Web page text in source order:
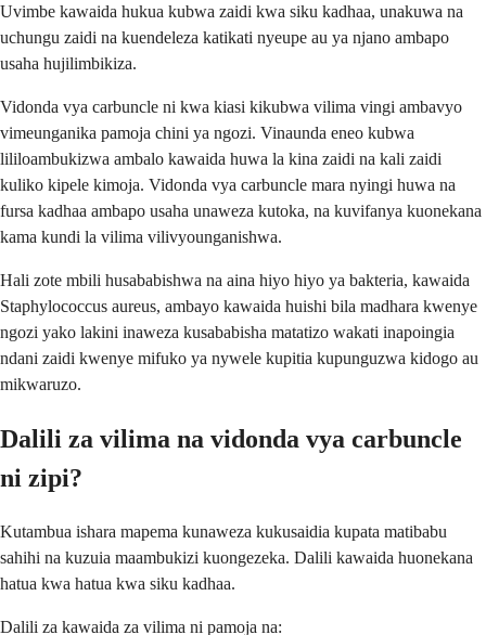
Uvimbe kawaida hukua kubwa zaidi kwa siku kadhaa, unakuwa na
uchungu zaidi na kuendeleza katikati nyeupe au ya njano ambapo
usaha hujilimbikiza.
Vidonda vya carbuncle ni kwa kiasi kikubwa vilima vingi ambavyo
vimeunganika pamoja chini ya ngozi. Vinaunda eneo kubwa
lililoambukizwa ambalo kawaida huwa la kina zaidi na kali zaidi
kuliko kipele kimoja. Vidonda vya carbuncle mara nyingi huwa na
fursa kadhaa ambapo usaha unaweza kutoka, na kuvifanya kuonekana
kama kundi la vilima vilivyounganishwa.
Hali zote mbili husababishwa na aina hiyo hiyo ya bakteria, kawaida
Staphylococcus aureus, ambayo kawaida huishi bila madhara kwenye
ngozi yako lakini inaweza kusababisha matatizo wakati inapoingia
ndani zaidi kwenye mifuko ya nywele kupitia kupunguzwa kidogo au
mikwaruzo.
Dalili za vilima na vidonda vya carbuncle
ni zipi?
Kutambua ishara mapema kunaweza kukusaidia kupata matibabu
sahihi na kuzuia maambukizi kuongezeka. Dalili kawaida huonekana
hatua kwa hatua kwa siku kadhaa.
Dalili za kawaida za vilima ni pamoja na: